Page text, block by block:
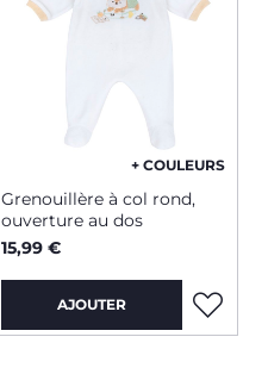
+ COULEURS
Grenouillère à col rond,
ouverture au dos
15,99 €
AJOUTER